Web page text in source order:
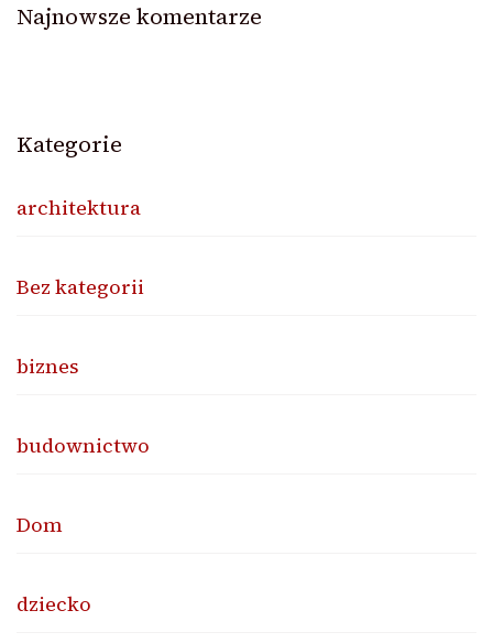
Najnowsze komentarze
Kategorie
architektura
Bez kategorii
biznes
budownictwo
Dom
dziecko